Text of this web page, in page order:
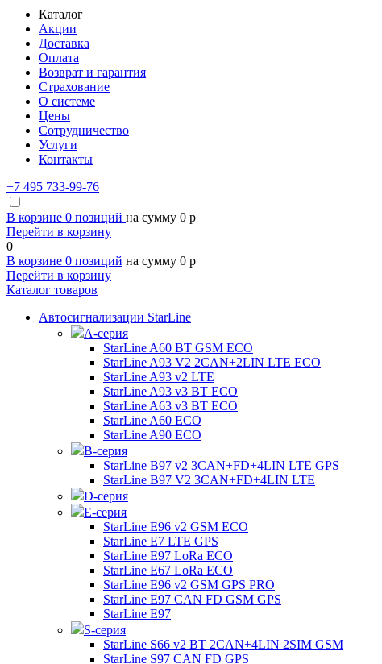
Каталог
Акции
Доставка
Оплата
Возврат и гарантия
Страхование
О системе
Цены
Сотрудничество
Услуги
Контакты
+7 495 733-99-76
В корзине 0 позиций на сумму 0 p
Перейти в корзину
0
В корзине 0 позиций на сумму 0 p
Перейти в корзину
Каталог товаров
Автосигнализации StarLine
А-серия
StarLine A60 BT GSM ECO
StarLine A93 V2 2CAN+2LIN LTE ECO
StarLine A93 v2 LTE
StarLine A93 v3 BT ECO
StarLine A63 v3 BT ECO
StarLine A60 ECO
StarLine A90 ECO
B-серия
StarLine B97 v2 3CAN+FD+4LIN LTE GPS
StarLine B97 V2 3CAN+FD+4LIN LTE
D-серия
E-серия
StarLine E96 v2 GSM ECO
StarLine E7 LTE GPS
StarLine E97 LoRa ECO
StarLine E67 LoRa ECO
StarLine E96 v2 GSM GPS PRO
StarLine E97 CAN FD GSM GPS
StarLine E97
S-серия
StarLine S66 v2 BT 2CAN+4LIN 2SIM GSM
StarLine S97 CAN FD GPS